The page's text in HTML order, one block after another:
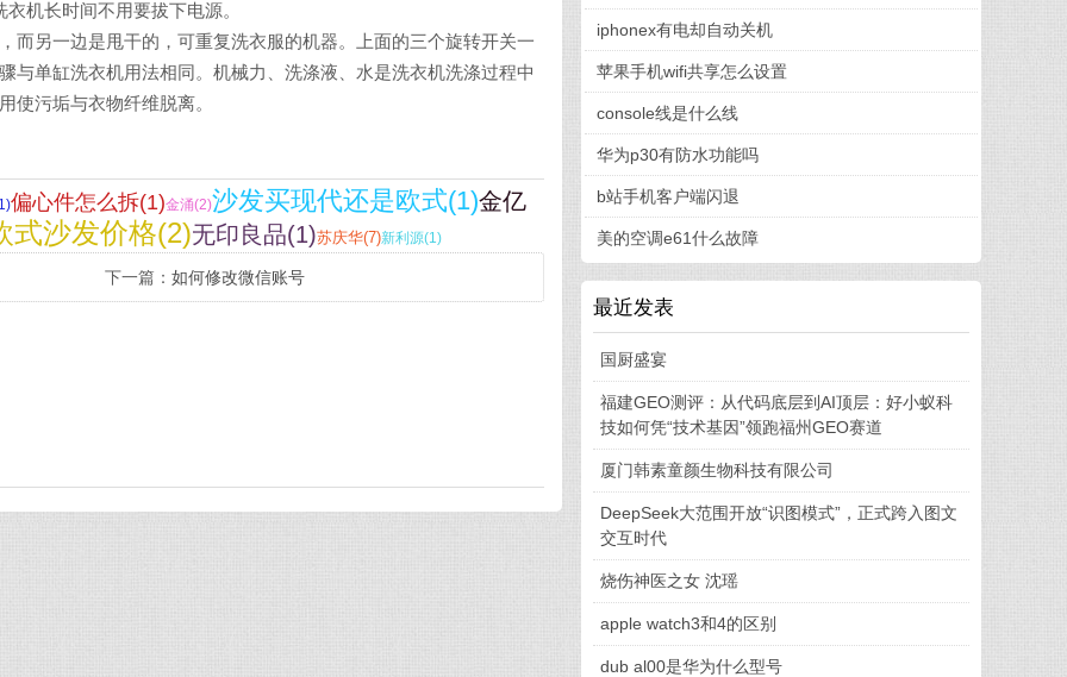
机长时间不用要拔下电源。
而另一边是甩干的，可重复洗衣服的机器。上面的三个旋转开关一
与单缸洗衣机用法相同。机械力、洗涤液、水是洗衣机洗涤过程中
使污垢与衣物纤维脱离。
偏心件怎么拆(1)金涌(2)沙发买现代还是欧式(1)金亿
式沙发价格(2)无印良品(1)苏庆华(7)新利源(1)
下一篇：如何修改微信账号
iphonex有电却自动关机
苹果手机wifi共享怎么设置
console线是什么线
华为p30有防水功能吗
b站手机客户端闪退
美的空调e61什么故障
最近发表
国厨盛宴
福建GEO测评：从代码底层到AI顶层：好小蚁科
技如何凭“技术基因”领跑福州GEO赛道
厦门韩素童颜生物科技有限公司
DeepSeek大范围开放“识图模式”，正式跨入图文
交互时代
烧伤神医之女 沈瑶
apple watch3和4的区别
dub al00是华为什么型号